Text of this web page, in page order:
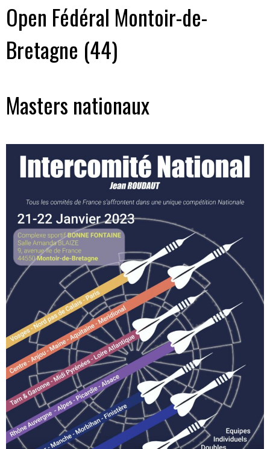
Open Fédéral Montoir-de-
Bretagne (44)
Masters nationaux